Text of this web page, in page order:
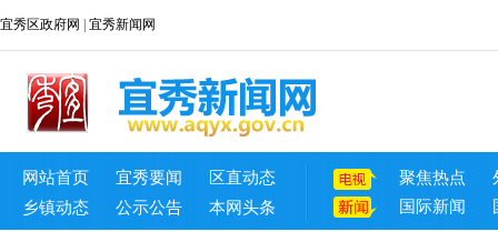
宜秀区政府网 宜秀新闻网
网站首页 宜秀要闻
区直动态
乡镇动态
公示公告 本网头条
聚焦热点
国际新闻